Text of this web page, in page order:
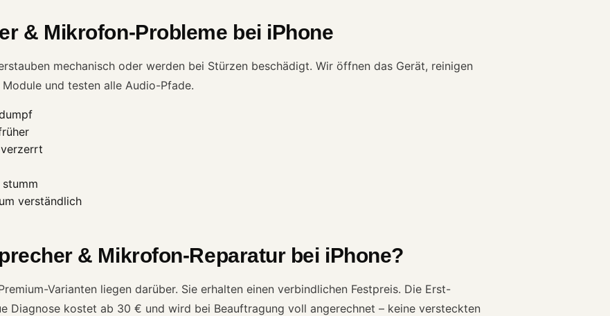
& Mikrofon-Probleme bei iPhone
mechanisch oder werden bei Stürzen beschädigt. Wir öffnen das Gerät, reinigen
und testen alle Audio-Pfade.
verständlich
& Mikrofon-Reparatur bei iPhone?
Varianten liegen darüber. Sie erhalten einen verbindlichen Festpreis. Die Erst-
Diagnose kostet ab 30 € und wird bei Beauftragung voll angerechnet – keine versteckten